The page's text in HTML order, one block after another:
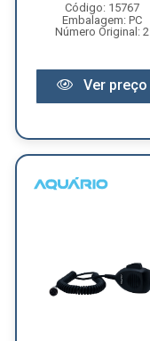
Código: 15767
Embalagem: PC
Número Original: 2
Ver preço